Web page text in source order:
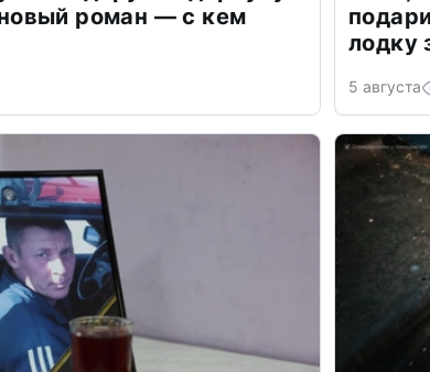
роман — с кем
лодку
5 августа